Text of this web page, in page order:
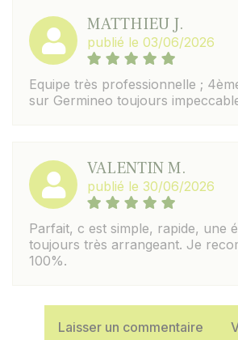
MATTHIEU J.
publié le 03/06/2026
Equipe très professionnelle ;
sur Germineo toujours
VALENTIN M.
publié le 30/06/2026
Parfait, c est simple, rapide, une
toujours très arrangeant. Je
100%.
Laisser un commentaire